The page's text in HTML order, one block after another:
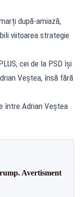
după-amiază,
viitoarea strategie
cei de la PSD își
Veștea, însă fără
între Adrian Veștea
Avertisment